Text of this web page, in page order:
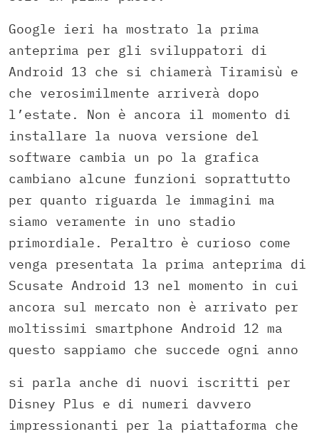
Google ieri ha mostrato la prima
anteprima per gli sviluppatori di
Android 13 che si chiamerà Tiramisù e
che verosimilmente arriverà dopo
l’estate. Non è ancora il momento di
installare la nuova versione del
software cambia un po la grafica
cambiano alcune funzioni soprattutto
per quanto riguarda le immagini ma
siamo veramente in uno stadio
primordiale. Peraltro è curioso come
venga presentata la prima anteprima di
Scusate Android 13 nel momento in cui
ancora sul mercato non è arrivato per
moltissimi smartphone Android 12 ma
questo sappiamo che succede ogni anno
si parla anche di nuovi iscritti per
Disney Plus e di numeri davvero
impressionanti per la piattaforma che